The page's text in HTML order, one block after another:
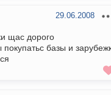
29.06.2008
щас дорого
базы и